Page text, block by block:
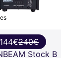
144€240€
Stock B